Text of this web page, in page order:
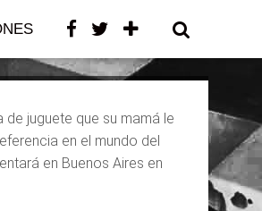
CONTACTO
juguete que su mamá le
en el mundo del
en Buenos Aires en